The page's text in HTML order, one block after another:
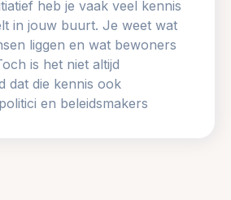
heb je vaak veel kennis
in jouw buurt. Je weet wat
liggen en wat bewoners
is het niet altijd
dat die kennis ook
en beleidsmakers